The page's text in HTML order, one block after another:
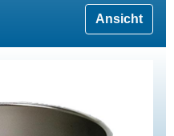
Ansicht